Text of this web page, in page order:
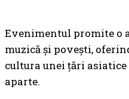
Evenimentul promite o
muzică și povești,
cultura unei țări
aparte.